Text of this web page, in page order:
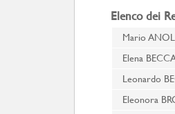
Elenco dei
Mario
Elena
Leonardo
Eleonora